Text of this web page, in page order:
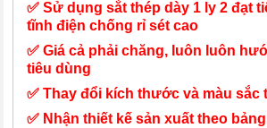
✅ Sử dụng sắt thép dày 1 ly 2 đạt
tĩnh điện chống rỉ sét cao
✅ Giá cả phải chăng, luôn luôn
tiêu dùng
✅ Thay đổi kích thước và màu sắc
✅ Nhận thiết kế sản xuất theo